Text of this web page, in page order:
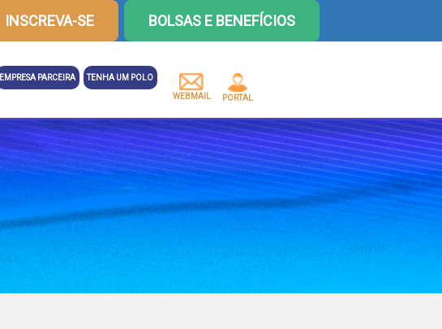
INSCREVA-SE BOLSAS E BENEFÍCIOS
EMPRESA PARCEIRA TENHA UM POLO
WEBMAIL PORTAL